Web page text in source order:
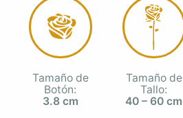
Tamaño de
Botón:
3.8 cm
Tamaño de
Tallo:
40 – 60 cm